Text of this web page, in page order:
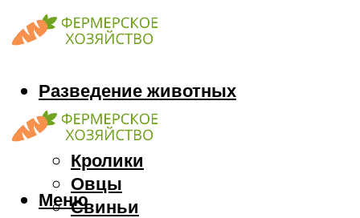
Разведение животных
Козы
Кони
Кролики
Овцы
Свиньи
Меню